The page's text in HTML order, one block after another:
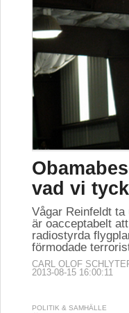
vad vi
Vågar Reinfeldt
är oacceptabelt
radiostyrda
förmodade
CARL OLOF
2013-08-15 16:00:11
POLITIK & SAMHÄLLE